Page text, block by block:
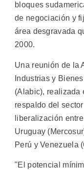
bloques
de negociación y
área desgravada
2000.
Una reunión de la
Industrias y
(Alabic), realizada
respaldo del
liberalización
Uruguay
Perú y Venezuela
"El potencial